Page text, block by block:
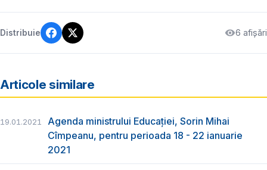
Distribuie 6 afișări
Articole similare
19.01.2021
Agenda ministrului Educației, Sorin Mihai
Cîmpeanu, pentru perioada 18 - 22 ianuarie
2021